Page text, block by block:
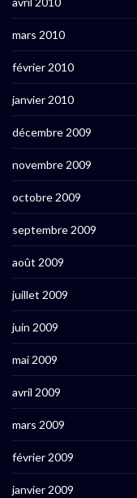
mars 2010
février 2010
janvier 2010
décembre 2009
novembre 2009
octobre 2009
septembre 2009
août 2009
juillet 2009
juin 2009
mai 2009
avril 2009
mars 2009
février 2009
janvier 2009